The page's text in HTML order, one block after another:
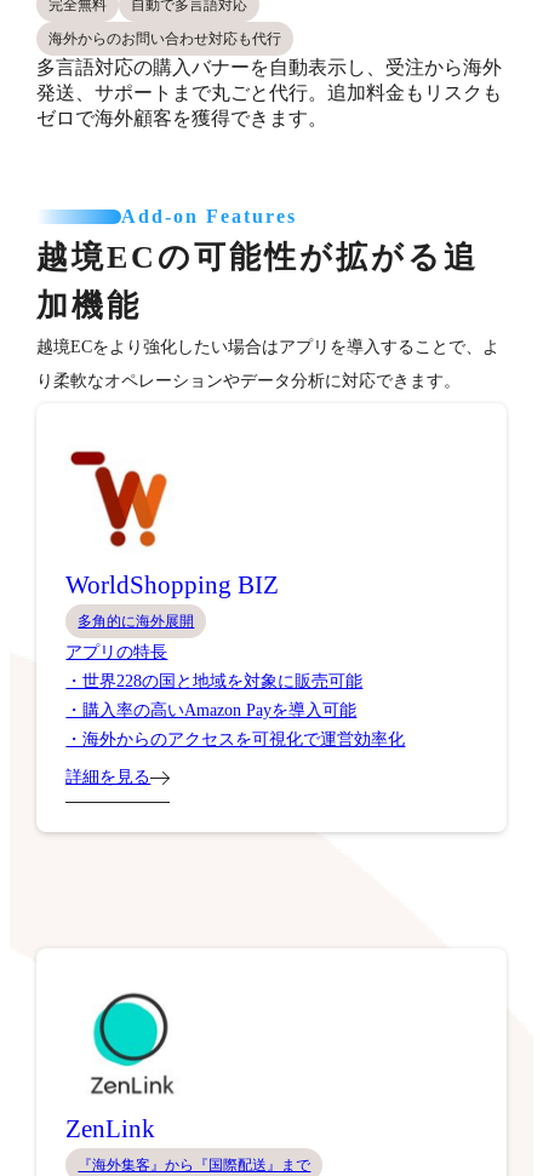
完全無料
自動で多言語対応
海外からのお問い合わせ対応も代行
多言語対応の購入バナーを自動表示し、受注から海外
発送、サポートまで丸ごと代行。追加料金もリスクも
ゼロで海外顧客を獲得できます。
Add-on Features
越境ECの可能性が拡がる追
加機能
越境ECをより強化したい場合はアプリを導入することで、よ
り柔軟なオペレーションやデータ分析に対応できます。
WorldShopping BIZ
多角的に海外展開
アプリの特長
・世界228の国と地域を対象に販売可能
・購入率の高いAmazon Payを導入可能
・海外からのアクセスを可視化で運営効率化
詳細を見る
ZenLink
『海外集客』から『国際配送』まで